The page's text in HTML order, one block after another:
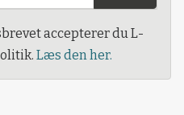
accepterer du L-
Læs den her.